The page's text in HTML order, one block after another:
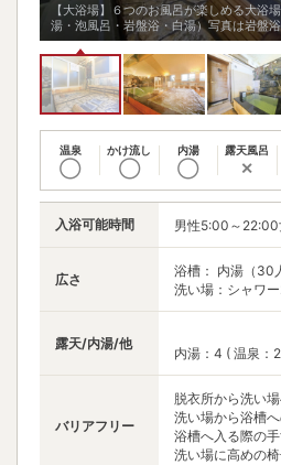
【大浴場】６つのお風呂が楽しめる大浴
湯・泡風呂・岩盤浴・白湯）写真は岩盤浴
温泉
◯
かけ流し
◯
内湯
◯
露天風呂
✕
入浴可能時間 男性5:00～
広さ
浴槽： 内湯（30
洗い場：シャワ
露天/内湯/他
内湯：4 ( 温泉：
バリアフリー
脱衣所から洗い
洗い場から浴槽
浴槽へ入る際の
洗い場に高めの